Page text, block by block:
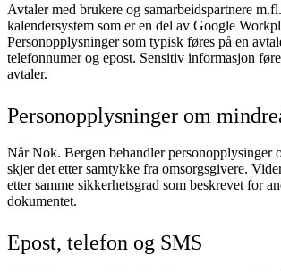
Avtaler med brukere og samarbeidspartnere
kalendersystem som er en del av Google
Personopplysninger som typisk føres på en
telefonnumer og epost. Sensitiv informasjon
avtaler.
Personopplysninger om
Når Nok. Bergen behandler personopplysinger
skjer det etter samtykke fra omsorgsgivere.
etter samme sikkerhetsgrad som beskrevet for
dokumentet.
Epost, telefon og SMS